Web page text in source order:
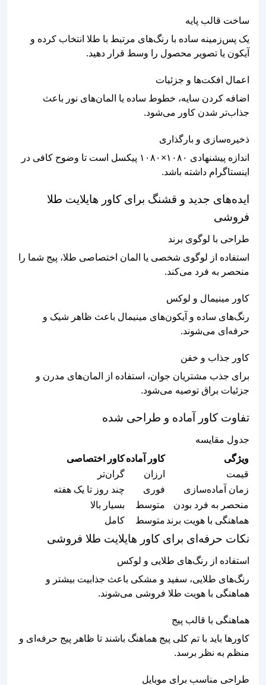
ساخت قالب پایه
یک پس‌زمینه ساده با رنگ‌های مرتبط با طلا انتخاب کرده و
آیکون یا تصویر محصول را وسط قرار دهید.
اعمال افکت‌ها و جزئیات
اضافه کردن سایه، خطوط ساده یا المان‌های نور باعث
جذاب‌تر شدن کاور می‌شود.
ذخیره‌سازی و بارگذاری
اندازه پیشنهادی ۱۰۸۰×۱۰۸۰ پیکسل است تا وضوح کافی در
اینستاگرام داشته باشد.
ایده‌های جدید و قشنگ برای کاور هایلایت طلا
فروشی
طراحی با لوگوی برند
استفاده از لوگوی شخصی یا المان اختصاصی طلا، پیج شما را
منحصر به فرد می‌کند.
کاور مینیمال و لوکس
رنگ‌های ساده و آیکون‌های مینیمال باعث ظاهر شیک و
حرفه‌ای می‌شوند.
کاور جذاب و خفن
برای جذب مشتریان جوان، استفاده از المان‌های مدرن و
جزئیات براق توصیه می‌شود.
تفاوت کاور آماده و طراحی شده
جدول مقایسه
ویژگی
کاور آمادهکاور اختصاصی
قیمت
ارزان
گران‌تر
زمان آماده‌سازی
فوری
چند روز تا یک هفته
منحصر به فرد بودن
متوسط
بسیار بالا
هماهنگی با هویت برند متوسط کامل
نکات حرفه‌ای برای کاور هایلایت طلا فروشی
استفاده از رنگ‌های طلایی و لوکس
رنگ‌های طلایی، سفید و مشکی باعث جذابیت بیشتر و
هماهنگی با هویت طلا فروشی می‌شوند.
هماهنگی با قالب پیج
کاورها باید با تم کلی پیج هماهنگ باشند تا ظاهر پیج حرفه‌ای و
منظم به نظر برسد.
طراحی مناسب برای موبایل